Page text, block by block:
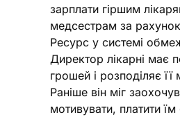
зарплати гіршим
медсестрам за
Ресурс у системі
Директор лікарні має
грошей і розподіляє
Раніше він міг
мотивувати, платити